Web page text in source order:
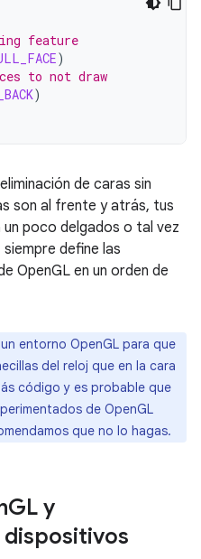
feature
)
to not draw
)
de caras sin
son al frente y atrás, tus
poco delgados o tal vez
define las
OpenGL en un orden de
entorno OpenGL para que
del reloj que en la cara
código y es probable que
de OpenGL
que no lo hagas.
GL y